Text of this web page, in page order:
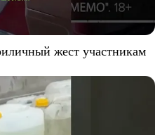
жест участникам